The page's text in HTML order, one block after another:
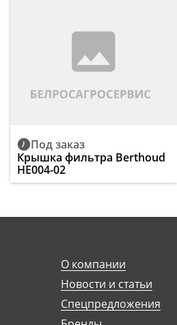
Под заказ
Крышка фильтра Berthoud
HE004-02
О компании
Новости и статьи
Спецпредложения